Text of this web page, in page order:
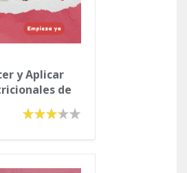
y Aplicar
de